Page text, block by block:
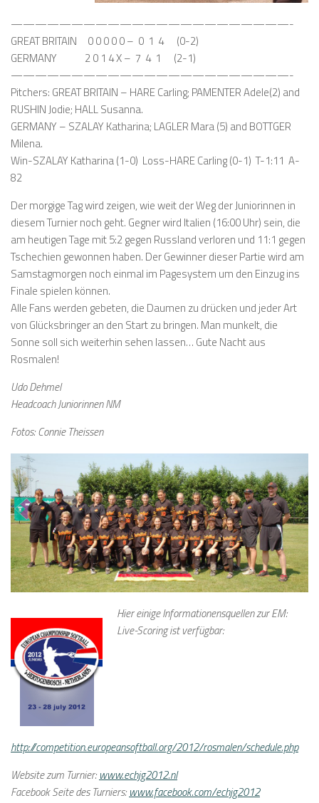
———————————————————————-
GREAT BRITAIN 0 0 0 0 0 – 0 1 4 (0-2)
GERMANY 2 0 1 4 X – 7 4 1 (2-1)
———————————————————————-
Pitchers: GREAT BRITAIN – HARE Carling; PAMENTER Adele(2) and
RUSHIN Jodie; HALL Susanna.
GERMANY – SZALAY Katharina; LAGLER Mara (5) and BOTTGER
Milena.
Win-SZALAY Katharina (1-0) Loss-HARE Carling (0-1) T-1:11 A-
82
Der morgige Tag wird zeigen, wie weit der Weg der Juniorinnen in
diesem Turnier noch geht. Gegner wird Italien (16:00 Uhr) sein, die
am heutigen Tage mit 5:2 gegen Russland verloren und 11:1 gegen
Tschechien gewonnen haben. Der Gewinner dieser Partie wird am
Samstagmorgen noch einmal im Pagesystem um den Einzug ins
Finale spielen können.
Alle Fans werden gebeten, die Daumen zu drücken und jeder Art
von Glücksbringer an den Start zu bringen. Man munkelt, die
Sonne soll sich weiterhin sehen lassen… Gute Nacht aus
Rosmalen!
Udo Dehmel
Headcoach Juniorinnen NM
Fotos: Connie Theissen
Hier einige Informationensquellen zur EM:
Live-Scoring ist verfügbar:
http://competition.europeansoftball.org/2012/rosmalen/schedule.php
Website zum Turnier:www.echjg2012.nl
Facebook Seite des Turniers:www.facebook.com/echjg2012